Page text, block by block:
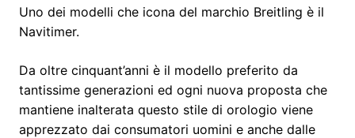
Uno dei modelli che icona del marchio Breitling è il
Navitimer.
Da oltre cinquant’anni è il modello preferito da
tantissime generazioni ed ogni nuova proposta che
mantiene inalterata questo stile di orologio viene
apprezzato dai consumatori uomini e anche dalle